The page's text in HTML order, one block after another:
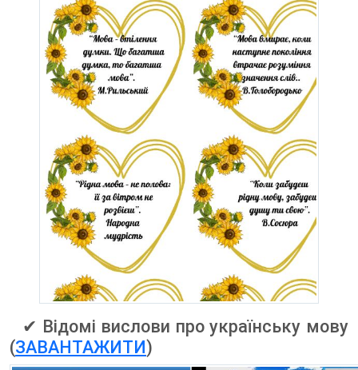
✔ Відомі вислови про українську мову
(ЗАВАНТАЖИТИ)